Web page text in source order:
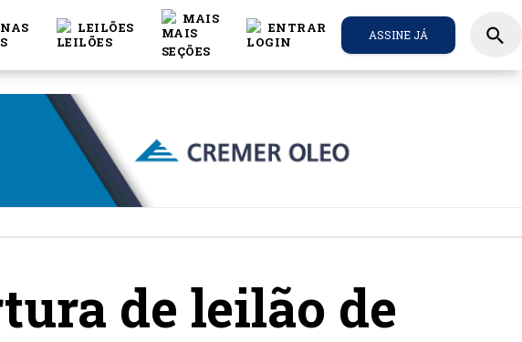
LEILÕES
MAIS
ENTRAR ASSINE JÁ search
de leilão de